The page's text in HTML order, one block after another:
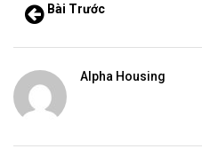
Bài Trước
Alpha Housing